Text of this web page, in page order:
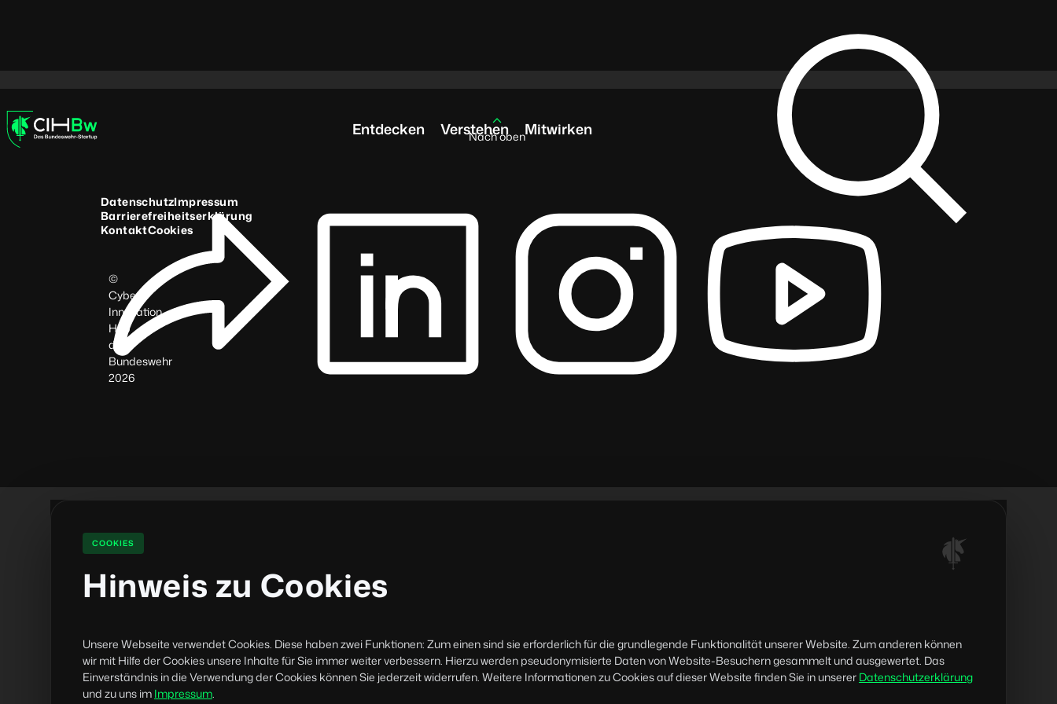
Entdecken Verstehen Mitwirken
Nach oben
DatenschutzImpressum
Barrierefreiheitserklärung
KontaktCookies
©
Cyber
Innovation
Hub
der
Bundeswehr
2026
COOKIES
Hinweis zu Cookies
Unsere Webseite verwendet Cookies. Diese haben zwei Funktionen: Zum einen sind sie erforderlich für die grundlegende Funktionalität unserer Website. Zum anderen können
wir mit Hilfe der Cookies unsere Inhalte für Sie immer weiter verbessern. Hierzu werden pseudonymisierte Daten von Website-Besuchern gesammelt und ausgewertet. Das
Einverständnis in die Verwendung der Cookies können Sie jederzeit widerrufen. Weitere Informationen zu Cookies auf dieser Website finden Sie in unserer Datenschutzerklärung
und zu uns im Impressum